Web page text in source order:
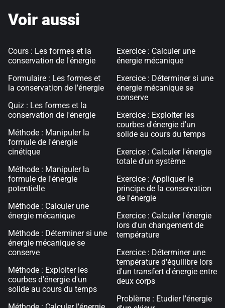
Voir aussi
Cours : Les formes et la
conservation de l'énergie
Formulaire : Les formes et
la conservation de l'énergie
Quiz : Les formes et la
conservation de l'énergie
Méthode : Manipuler la
formule de l'énergie
cinétique
Méthode : Manipuler la
formule de l'énergie
potentielle
Méthode : Calculer une
énergie mécanique
Méthode : Déterminer si une
énergie mécanique se
conserve
Méthode : Exploiter les
courbes d'énergie d'un
solide au cours du temps
Exercice : Calculer une
énergie mécanique
Exercice : Déterminer si une
énergie mécanique se
conserve
Exercice : Exploiter les
courbes d'énergie d'un
solide au cours du temps
Exercice : Calculer l'énergie
totale d'un système
Exercice : Appliquer le
principe de la conservation
de l'énergie
Exercice : Calculer l'énergie
lors d'un changement de
température
Exercice : Déterminer une
température d'équilibre lors
d'un transfert d'énergie entre
deux corps
Problème : Etudier l'énergie